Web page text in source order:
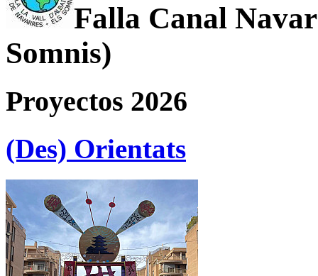
Falla Canal
Somnis)
Proyectos 2026
(Des) Orientats